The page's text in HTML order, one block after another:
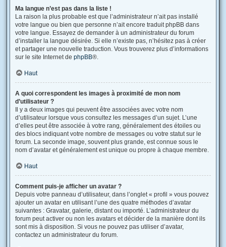
Ma langue n’est pas dans la liste !
La raison la plus probable est que l’administrateur n’ait pas installé
votre langue ou bien que personne n’ait encore traduit phpBB dans
votre langue. Essayez de demander à un administrateur du forum
d’installer la langue désirée. Si elle n’existe pas, n’hésitez pas à créer
et partager une nouvelle traduction. Vous trouverez plus d’informations
sur le site Internet de phpBB®.
Haut
A quoi correspondent les images à proximité de mon nom
d’utilisateur ?
Il y a deux images qui peuvent être associées avec votre nom
d’utilisateur lorsque vous consultez les messages d’un sujet. L’une
d’elles peut être associée à votre rang, généralement des étoiles ou
des blocs indiquant votre nombre de messages ou votre statut sur le
forum. La seconde image, souvent plus grande, est connue sous le
nom d’avatar et généralement est unique ou propre à chaque membre.
Haut
Comment puis-je afficher un avatar ?
Depuis votre panneau d’utilisateur, dans l’onglet « profil » vous pouvez
ajouter un avatar en utilisant l’une des quatre méthodes d’avatar
suivantes : Gravatar, galerie, distant ou importé. L’administrateur du
forum peut activer ou non les avatars et décider de la manière dont ils
sont mis à disposition. Si vous ne pouvez pas utiliser d’avatar,
contactez un administrateur du forum.